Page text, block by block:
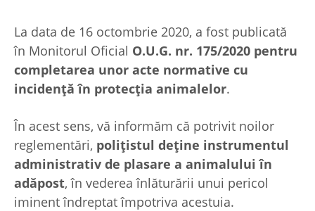
La data de 16 octombrie 2020, a fost publicată
în Monitorul Oficial O.U.G. nr. 175/2020 pentru
completarea unor acte normative cu
incidență în protecția animalelor.
În acest sens, vă informăm că potrivit noilor
reglementări, polițistul deţine instrumentul
administrativ de plasare a animalului în
adăpost, în vederea înlăturării unui pericol
iminent îndreptat împotriva acestuia.